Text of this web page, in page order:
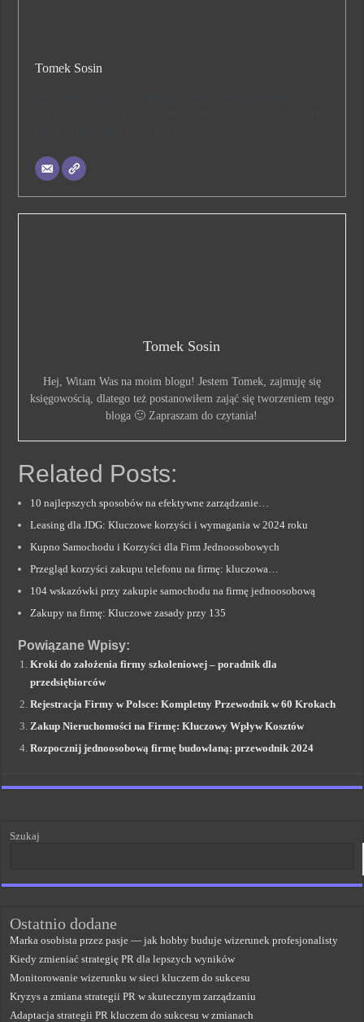
Tomek Sosin
Tomek Sosin
Hej, Witam Was na moim blogu! Jestem Tomek, zajmuję się
księgowością, dlatego też postanowiłem zająć się tworzeniem tego
bloga 🙂 Zapraszam do czytania!
Related Posts:
10 najlepszych sposobów na efektywne zarządzanie…
Leasing dla JDG: Kluczowe korzyści i wymagania w 2024 roku
Kupno Samochodu i Korzyści dla Firm Jednoosobowych
Przegląd korzyści zakupu telefonu na firmę: kluczowa…
104 wskazówki przy zakupie samochodu na firmę jednoosobową
Zakupy na firmę: Kluczowe zasady przy 135
Powiązane Wpisy:
Kroki do założenia firmy szkoleniowej – poradnik dla
przedsiębiorców
Rejestracja Firmy w Polsce: Kompletny Przewodnik w 60 Krokach
Zakup Nieruchomości na Firmę: Kluczowy Wpływ Kosztów
Rozpocznij jednoosobową firmę budowlaną: przewodnik 2024
Szukaj
Ostatnio dodane
Marka osobista przez pasje — jak hobby buduje wizerunek profesjonalisty
Kiedy zmieniać strategię PR dla lepszych wyników
Monitorowanie wizerunku w sieci kluczem do sukcesu
Kryzys a zmiana strategii PR w skutecznym zarządzaniu
Adaptacja strategii PR kluczem do sukcesu w zmianach